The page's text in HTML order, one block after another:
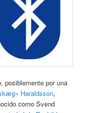
posiblemente por una
Haraldsson,
como Svend